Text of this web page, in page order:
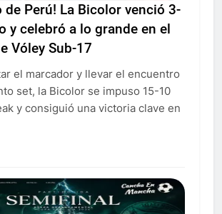
de Perú! La Bicolor venció 3-
y celebró a lo grande en el
Vóley Sub-17
el marcador y llevar el encuentro
set, la Bicolor se impuso 15-10
y consiguió una victoria clave en